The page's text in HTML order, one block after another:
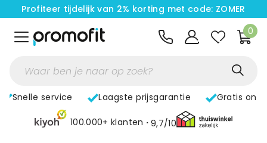
Profiteer tijdelijk van 2% korting met code: ZOMER
0
Snelle service Laagste prijsgarantie Gratis
100.000+ klanten 9,7/10